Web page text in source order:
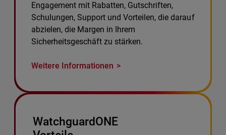
Engagement mit Rabatten, Gutschriften,
Schulungen, Support und Vorteilen, die darauf
abzielen, die Margen in Ihrem
Sicherheitsgeschäft zu stärken.
Weitere Informationen
WatchguardONE